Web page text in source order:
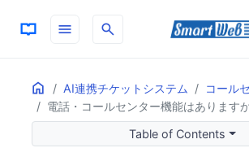
menu search
Home AI連携チケットシステム
コール
電話・コールセンター機能はあります
ON THIS PAGE
コールセンター機能の概要
VoIP電話とコールセンター機能
日本国内でのTwilio利用
Table of Contents